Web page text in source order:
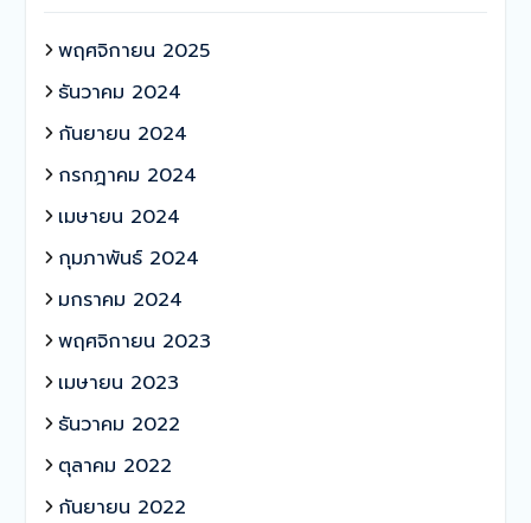
พฤศจิกายน 2025
ธันวาคม 2024
กันยายน 2024
กรกฎาคม 2024
เมษายน 2024
กุมภาพันธ์ 2024
มกราคม 2024
พฤศจิกายน 2023
เมษายน 2023
ธันวาคม 2022
ตุลาคม 2022
กันยายน 2022